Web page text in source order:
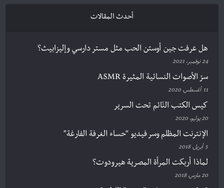
أحدث المقالات
هل عرفت جين أوستن الحب مثل مستر دارسي وإليزابيث؟
24 نوفمبر، 2021
سرّ الأصوات النسائية المثيرة ASMR
11 أغسطس، 2020
كيس الكتب النّائم تحت السرير
20 يوليو، 2020
الإنترنت المظلم وسر فيديو “حساء الغرفة الفارغة”
5 أبريل، 2018
لماذا أربكت المرأة المصرية هيرودوت؟
20 مارس، 2018